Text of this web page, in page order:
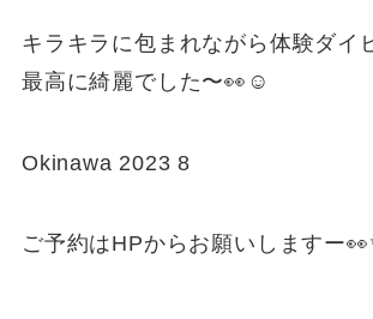
キラキラに包まれながら体験ダイ
最高に綺麗でした〜👀☺️
Okinawa 2023 8
ご予約はHPからお願いしますー